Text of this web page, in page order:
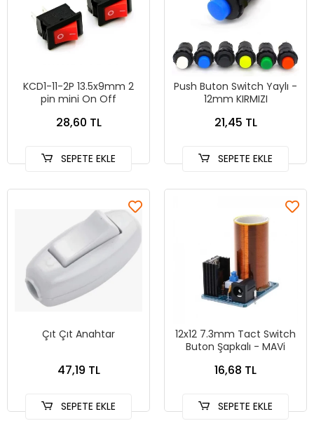
KCD1-11-2P 13.5x9mm 2
pin mini On Off
28,60 TL
SEPETE EKLE
Push Buton Switch Yaylı -
12mm KIRMIZI
21,45 TL
SEPETE EKLE
Çıt Çıt Anahtar
47,19 TL
SEPETE EKLE
12x12 7.3mm Tact Switch
Buton Şapkalı - MAVi
16,68 TL
SEPETE EKLE